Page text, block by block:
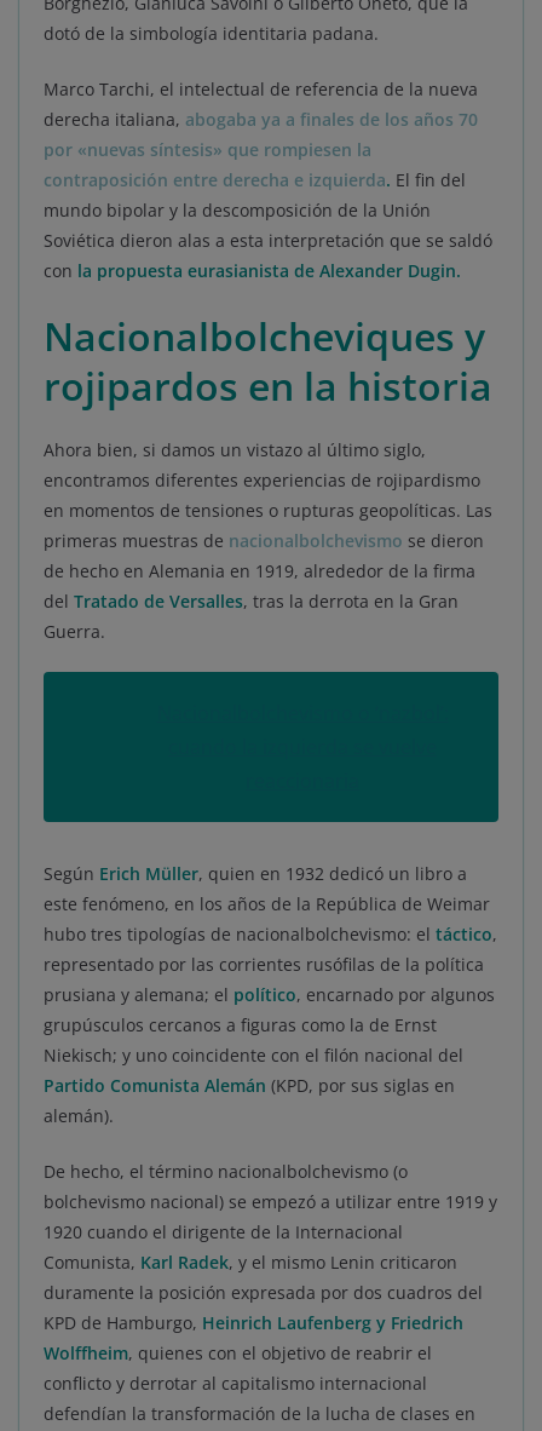
dotó de la simbología identitaria padana.
Marco Tarchi, el intelectual de referencia de la nueva
derecha italiana, abogaba ya a finales de los años 70
por «nuevas síntesis» que rompiesen la
contraposición entre derecha e izquierda. El fin del
mundo bipolar y la descomposición de la Unión
Soviética dieron alas a esta interpretación que se saldó
con la propuesta eurasianista de Alexander Dugin.
Nacionalbolcheviques y
rojipardos en la historia
Ahora bien, si damos un vistazo al último siglo,
encontramos diferentes experiencias de rojipardismo
en momentos de tensiones o rupturas geopolíticas. Las
primeras muestras de nacionalbolchevismo se dieron
de hecho en Alemania en 1919, alrededor de la firma
del Tratado de Versalles, tras la derrota en la Gran
Guerra.
Según Erich Müller, quien en 1932 dedicó un libro a
este fenómeno, en los años de la República de Weimar
hubo tres tipologías de nacionalbolchevismo: el táctico,
representado por las corrientes rusófilas de la política
prusiana y alemana; el político, encarnado por algunos
grupúsculos cercanos a figuras como la de Ernst
Niekisch; y uno coincidente con el filón nacional del
Partido Comunista Alemán (KPD, por sus siglas en
alemán).
De hecho, el término nacionalbolchevismo (o
bolchevismo nacional) se empezó a utilizar entre 1919 y
1920 cuando el dirigente de la Internacional
Comunista, Karl Radek, y el mismo Lenin criticaron
duramente la posición expresada por dos cuadros del
KPD de Hamburgo, Heinrich Laufenberg y Friedrich
Wolffheim, quienes con el objetivo de reabrir el
conflicto y derrotar al capitalismo internacional
defendían la transformación de la lucha de clases en